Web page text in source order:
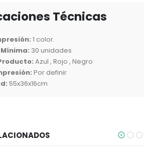
Técnicas
1 color.
30 unidades
Azul , Rojo , Negro
Por definir
55x36x16cm